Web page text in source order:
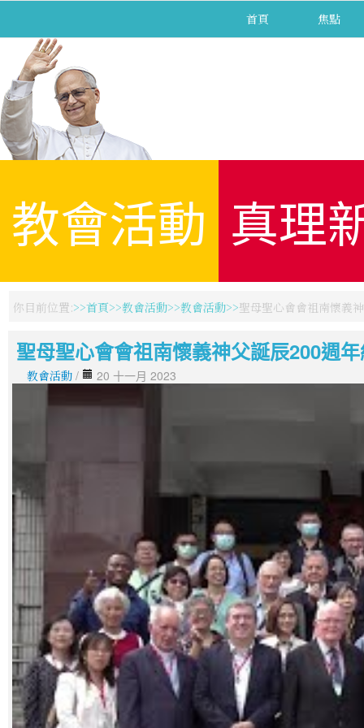
首頁 焦點
教會活動 真理
你目前位置: 首頁 教會活動 教會活動 聖母聖心會會祖南懷義
聖母聖心會會祖南懷義神父誕辰200週
教會活動 / 20 十一月 2023